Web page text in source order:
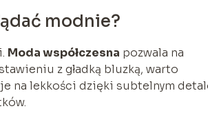
modnie?
Moda współczesna pozwala na
z gładką bluzką, warto
na lekkości dzięki subtelnym